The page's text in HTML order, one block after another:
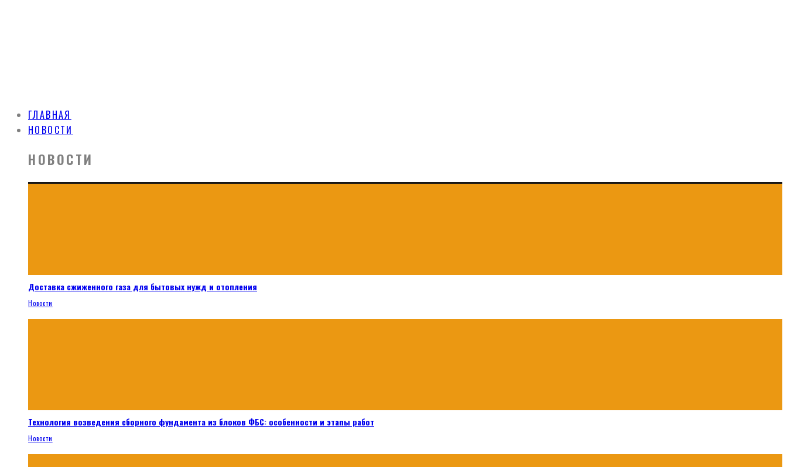
ГЛАВНАЯ
НОВОСТИ
НОВОСТИ
Доставка сжиженного газа для бытовых нужд и отопления
Новости
Технология возведения сборного фундамента из блоков ФБС: особенности и этапы работ
Новости